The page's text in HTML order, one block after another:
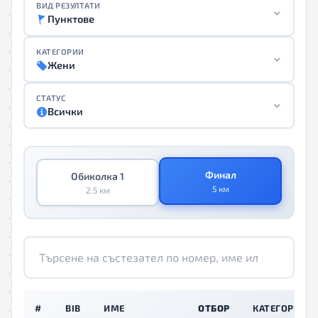
ВИД РЕЗУЛТАТИ
Пунктове
КАТЕГОРИИ
Жени
СТАТУС
Всички
Обиколка 1
2.5 км
Финал
5 км
# BIB ИМЕ ОТБОР КАТЕГОРИЯ